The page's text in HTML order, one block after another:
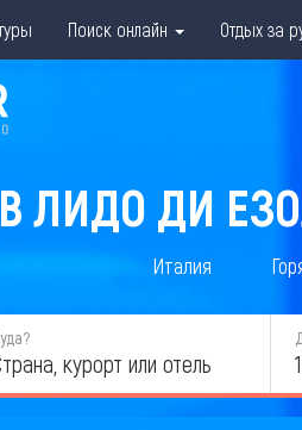
Поиск онлайн Отдых за
ЛИДО ДИ
Италия